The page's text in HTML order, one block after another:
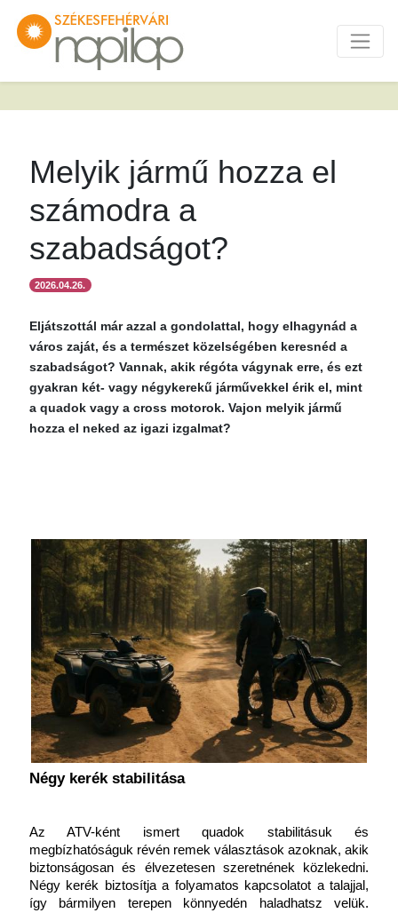
Melyik jármű hozza el
számodra a
szabadságot?
2026.04.26.
Eljátszottál már azzal a gondolattal, hogy elhagynád a
város zaját, és a természet közelségében keresnéd a
szabadságot? Vannak, akik régóta vágynak erre, és ezt
gyakran két- vagy négykerekű járművekkel érik el, mint
a quadok vagy a cross motorok. Vajon melyik jármű
hozza el neked az igazi izgalmat?
Négy kerék stabilitása
Az ATV-ként ismert quadok stabilitásuk és
megbízhatóságuk révén remek választások azoknak, akik
biztonságosan és élvezetesen szeretnének közlekedni.
Négy kerék biztosítja a folyamatos kapcsolatot a talajjal,
így bármilyen terepen könnyedén haladhatsz velük.